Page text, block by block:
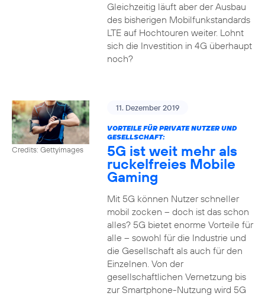
Gleichzeitig läuft aber der Ausbau
des bisherigen Mobilfunkstandards
LTE auf Hochtouren weiter. Lohnt
sich die Investition in 4G überhaupt
noch?
Credits: Gettyimages
11. Dezember 2019
VORTEILE FÜR PRIVATE NUTZER UND
GESELLSCHAFT:
5G ist weit mehr als
ruckelfreies Mobile
Gaming
Mit 5G können Nutzer schneller
mobil zocken – doch ist das schon
alles? 5G bietet enorme Vorteile für
alle – sowohl für die Industrie und
die Gesellschaft als auch für den
Einzelnen. Von der
gesellschaftlichen Vernetzung bis
zur Smartphone-Nutzung wird 5G